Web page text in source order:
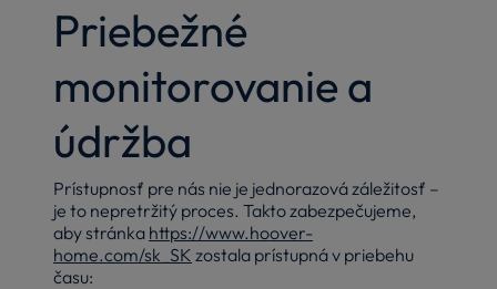
Priebežné
monitorovanie a
údržba
Prístupnosť pre nás nie je jednorazová záležitosť –
je to nepretržitý proces. Takto zabezpečujeme,
aby stránka https://www.hoover-
home.com/sk_SK zostala prístupná v priebehu
času: